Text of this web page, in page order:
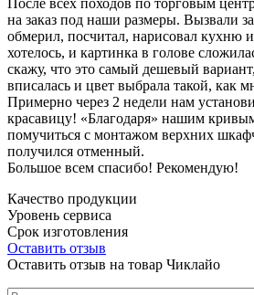
на заказ под наши размеры. Вызвали
обмерил, посчитал, нарисовал кухню
хотелось, и картинка в голове
скажу, что это самый дешевый
вписалась и цвет выбрала такой, как
Примерно через 2 недели нам
красавицу! «Благодаря» нашим
помучиться с монтажом верхних
получился отменный.
Большое всем спасибо! Рекомендую!
Качество продукции
Уровень сервиса
Срок изготовления
Оставить отзыв
Оставить отзыв на товар Чиклайо